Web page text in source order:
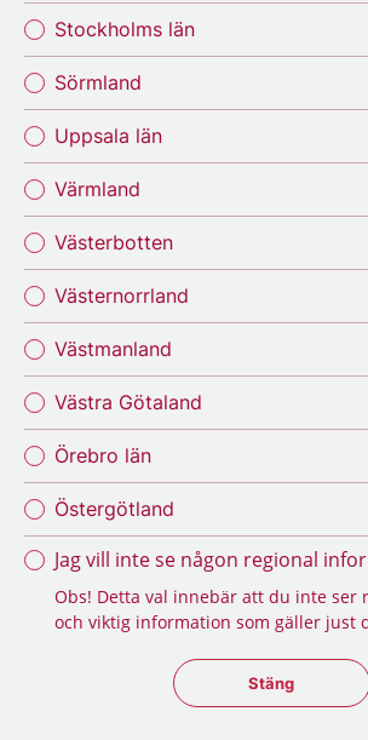
Stockholms län
Sörmland
Uppsala län
Värmland
Västerbotten
Västernorrland
Västmanland
Västra Götaland
Örebro län
Östergötland
Jag vill inte se någon regional
Obs! Detta val innebär att du inte ser
och viktig information som gäller just
Stäng
Stäng